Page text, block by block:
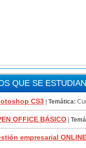
QUE SE
CS3 Temática:
OFFICE BÁSICO
empresarial ONLINE